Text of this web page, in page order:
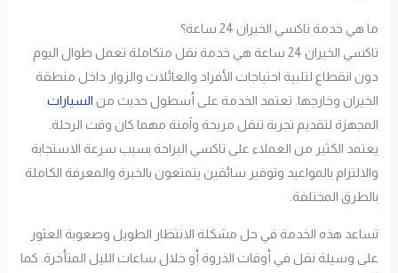
ما هي خدمة تاكسي الخيران 24 ساعة؟
تاكسي الخيران 24 ساعة هي خدمة نقل متكاملة تعمل طوال اليوم
دون انقطاع لتلبية احتياجات الأفراد والعائلات والزوار داخل منطقة
الخيران وخارجها. تعتمد الخدمة على أسطول حديث من السيارات
المجهزة لتقديم تجربة تنقل مريحة وآمنة مهما كان وقت الرحلة.
يعتمد الكثير من العملاء على تاكسي البراحة بسبب سرعة الاستجابة
والالتزام بالمواعيد وتوفير سائقين يتمتعون بالخبرة والمعرفة الكاملة
بالطرق المختلفة.
تساعد هذه الخدمة في حل مشكلة الانتظار الطويل وصعوبة العثور
على وسيلة نقل في أوقات الذروة أو خلال ساعات الليل المتأخرة. كما